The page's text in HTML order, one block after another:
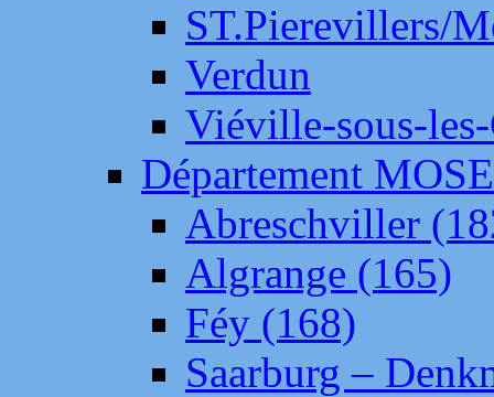
ST.Pierevillers/
Verdun
Viéville-sous-
Département
Abreschviller
Algrange (165)
Féy (168)
Saarburg –